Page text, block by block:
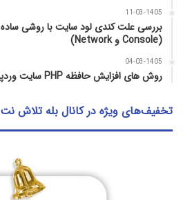
11-03-1405
(Console و Network)
04-03-1405
روش‌ های افزایش حافظه PHP سایت وردپرسی
تخفیف‌های ویژه در کانال بله تلاش نت